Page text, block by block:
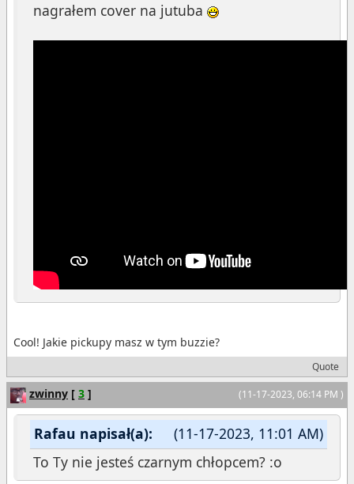
nagrałem cover na jutuba
Cool! Jakie pickupy masz w tym buzzie?
Quote
(11-17-2023, 06:14 PM )
zwinny [ 3 ]
(11-17-2023, 11:01 AM)
Rafau napisał(a):
To Ty nie jesteś czarnym chłopcem? :o